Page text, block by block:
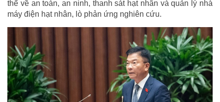
thể về an toàn, an ninh, thanh sát hạt nhân và quản lý nhà
máy điện hạt nhân, lò phản ứng nghiên cứu.